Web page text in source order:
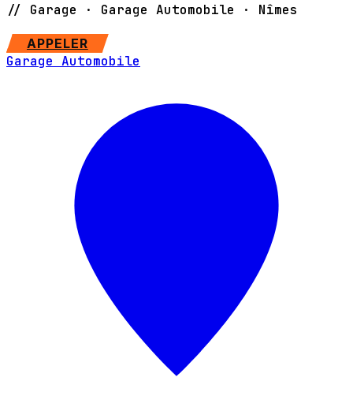
// Garage · Garage Automobile · Nîmes
APPELER
Garage Automobile